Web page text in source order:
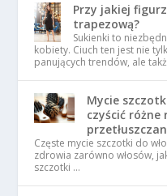
Przy jakiej
trapezową?
Sukienki to
kobiety. Ciuch ten jest nie
panujących trendów, ale
Mycie
czyścić różne
Częste mycie szczotki do
zdrowia zarówno włosów,
szczotki …